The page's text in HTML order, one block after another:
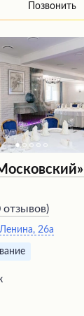
и
Позвонить
отзывов)
26а